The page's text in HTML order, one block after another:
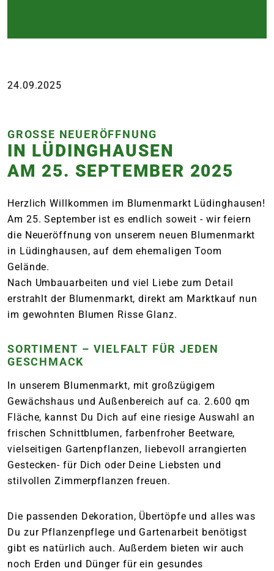
24.09.2025
GROSSE NEUERÖFFNUNG
IN LÜDINGHAUSEN
AM 25. SEPTEMBER 2025
Herzlich Willkommen im Blumenmarkt Lüdinghausen!
Am 25. September ist es endlich soweit - wir feiern
die Neueröffnung von unserem neuen Blumenmarkt
in Lüdinghausen, auf dem ehemaligen Toom
Gelände.
Nach Umbauarbeiten und viel Liebe zum Detail
erstrahlt der Blumenmarkt, direkt am Marktkauf nun
im gewohnten Blumen Risse Glanz.
SORTIMENT – VIELFALT FÜR JEDEN
GESCHMACK
In unserem Blumenmarkt, mit großzügigem
Gewächshaus und Außenbereich auf ca. 2.600 qm
Fläche, kannst Du Dich auf eine riesige Auswahl an
frischen Schnittblumen, farbenfroher Beetware,
vielseitigen Gartenpflanzen, liebevoll arrangierten
Gestecken- für Dich oder Deine Liebsten und
stilvollen Zimmerpflanzen freuen.
Die passenden Dekoration, Übertöpfe und alles was
Du zur Pflanzenpflege und Gartenarbeit benötigst
gibt es natürlich auch. Außerdem bieten wir auch
noch Erden und Dünger für ein gesundes